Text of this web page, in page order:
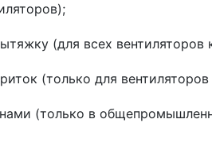
(для всех
(только для
(только в